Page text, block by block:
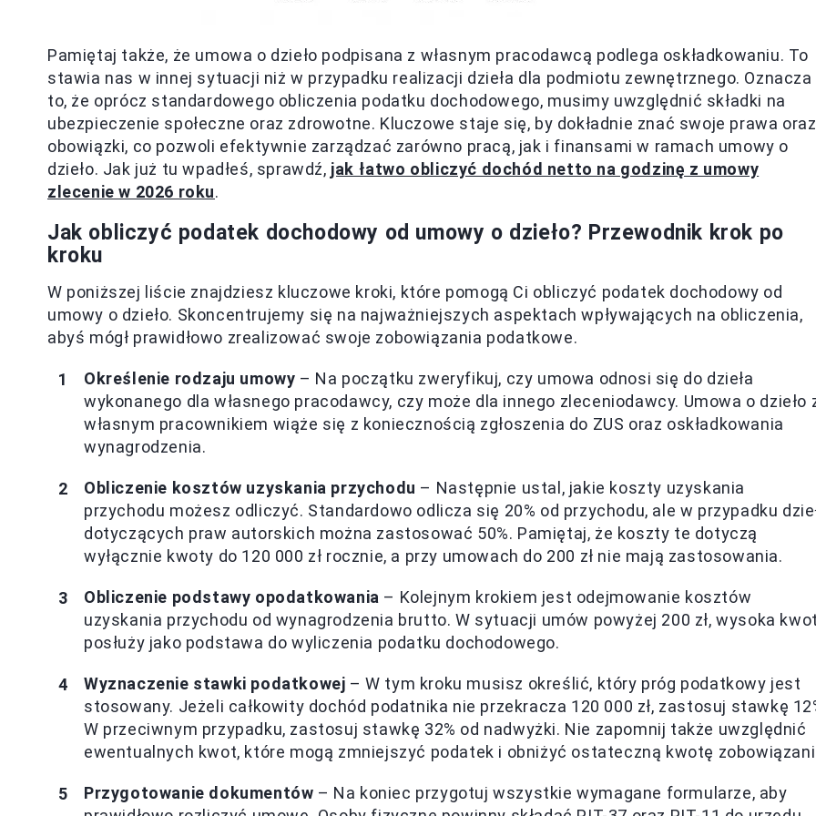
Pamiętaj także, że umowa o dzieło podpisana z własnym pracodawcą podlega oskładkowaniu. To
stawia nas w innej sytuacji niż w przypadku realizacji dzieła dla podmiotu zewnętrznego. Oznacza
to, że oprócz standardowego obliczenia podatku dochodowego, musimy uwzględnić składki na
ubezpieczenie społeczne oraz zdrowotne. Kluczowe staje się, by dokładnie znać swoje prawa oraz
obowiązki, co pozwoli efektywnie zarządzać zarówno pracą, jak i finansami w ramach umowy o
dzieło. Jak już tu wpadłeś, sprawdź, jak łatwo obliczyć dochód netto na godzinę z umowy
zlecenie w 2026 roku.
Jak obliczyć podatek dochodowy od umowy o dzieło? Przewodnik krok po
kroku
W poniższej liście znajdziesz kluczowe kroki, które pomogą Ci obliczyć podatek dochodowy od
umowy o dzieło. Skoncentrujemy się na najważniejszych aspektach wpływających na obliczenia,
abyś mógł prawidłowo zrealizować swoje zobowiązania podatkowe.
Określenie rodzaju umowy – Na początku zweryfikuj, czy umowa odnosi się do dzieła
wykonanego dla własnego pracodawcy, czy może dla innego zleceniodawcy. Umowa o dzieło
własnym pracownikiem wiąże się z koniecznością zgłoszenia do ZUS oraz oskładkowania
wynagrodzenia.
Obliczenie kosztów uzyskania przychodu – Następnie ustal, jakie koszty uzyskania
przychodu możesz odliczyć. Standardowo odlicza się 20% od przychodu, ale w przypadku
dotyczących praw autorskich można zastosować 50%. Pamiętaj, że koszty te dotyczą
wyłącznie kwoty do 120 000 zł rocznie, a przy umowach do 200 zł nie mają zastosowania.
Obliczenie podstawy opodatkowania – Kolejnym krokiem jest odejmowanie kosztów
uzyskania przychodu od wynagrodzenia brutto. W sytuacji umów powyżej 200 zł, wysoka
posłuży jako podstawa do wyliczenia podatku dochodowego.
Wyznaczenie stawki podatkowej – W tym kroku musisz określić, który próg podatkowy jest
stosowany. Jeżeli całkowity dochód podatnika nie przekracza 120 000 zł, zastosuj stawkę
W przeciwnym przypadku, zastosuj stawkę 32% od nadwyżki. Nie zapomnij także uwzględnić
ewentualnych kwot, które mogą zmniejszyć podatek i obniżyć ostateczną kwotę
Przygotowanie dokumentów – Na koniec przygotuj wszystkie wymagane formularze, aby